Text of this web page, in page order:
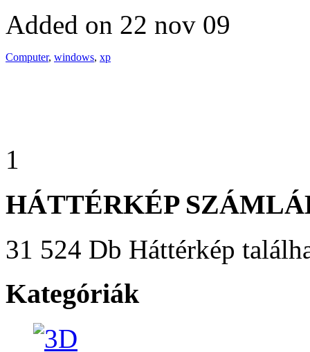
Added on 22 nov 09
Computer, windows, xp
1
HÁTTÉRKÉP
31 524 Db Háttérkép
Kategóriák